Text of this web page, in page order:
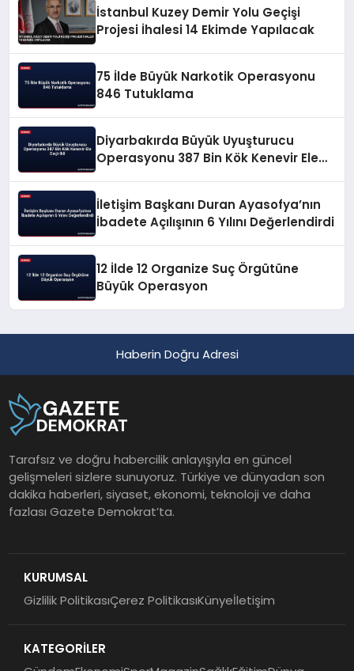
İstanbul Kuzey Demir Yolu Geçişi
Projesi İhalesi 14 Ekimde Yapılacak
75 İlde Büyük Narkotik Operasyonu
846 Tutuklama
Diyarbakırda Büyük Uyuşturucu
Operasyonu 387 Bin Kök Kenevir Ele
İletişim Başkanı Duran Ayasofya’nın
İbadete Açılışının 6 Yılını Değerlendirdi
12 İlde 12 Organize Suç Örgütüne
Büyük Operasyon
Haberin Doğru Adresi
Tarafsız ve doğru habercilik anlayışıyla en güncel
gelişmeleri sizlere sunuyoruz. Türkiye ve dünyadan son
dakika haberleri, siyaset, ekonomi, teknoloji ve daha
fazlası Gazete Demokrat’ta.
KURUMSAL
Gizlilik PolitikasıÇerez PolitikasıKünyeİletişim
KATEGORİLER